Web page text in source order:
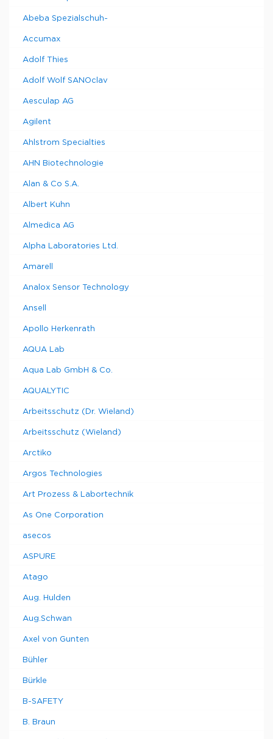
Abeba Spezialschuh-
Accumax
Adolf Thies
Adolf Wolf SANOclav
Aesculap AG
Agilent
Ahlstrom Specialties
AHN Biotechnologie
Alan & Co S.A.
Albert Kuhn
Almedica AG
Alpha Laboratories Ltd.
Amarell
Analox Sensor Technology
Ansell
Apollo Herkenrath
AQUA Lab
Aqua Lab GmbH & Co.
AQUALYTIC
Arbeitsschutz (Dr. Wieland)
Arbeitsschutz (Wieland)
Arctiko
Argos Technologies
Art Prozess & Labortechnik
As One Corporation
asecos
ASPURE
Atago
Aug. Hulden
Aug.Schwan
Axel von Gunten
Bühler
Bürkle
B-SAFETY
B. Braun